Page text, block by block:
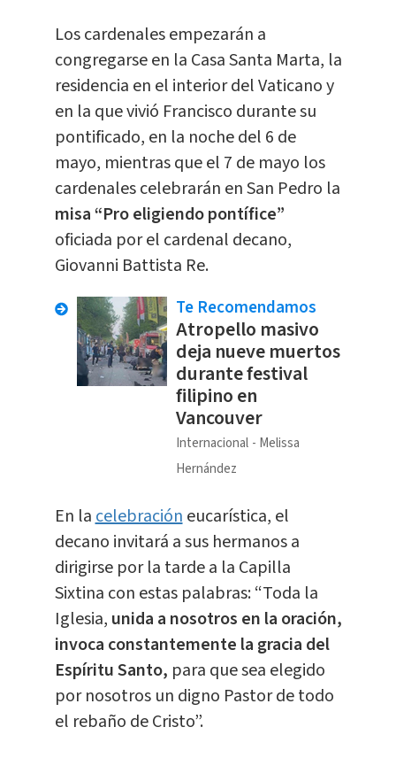
Los cardenales empezarán a
congregarse en la Casa Santa Marta, la
residencia en el interior del Vaticano y
en la que vivió Francisco durante su
pontificado, en la noche del 6 de
mayo, mientras que el 7 de mayo los
cardenales celebrarán en San Pedro la
misa “Pro eligiendo pontífice”
oficiada por el cardenal decano,
Giovanni Battista Re.
Te Recomendamos
Atropello masivo
deja nueve muertos
durante festival
filipino en
Vancouver
Internacional
Melissa
Hernández
En lacelebracióneucarística, el
decano invitará a sus hermanos a
dirigirse por la tarde a la Capilla
Sixtina con estas palabras: “Toda la
Iglesia, unida a nosotros en la oración,
invoca constantemente la gracia del
Espíritu Santo, para que sea elegido
por nosotros un digno Pastor de todo
el rebaño de Cristo”.